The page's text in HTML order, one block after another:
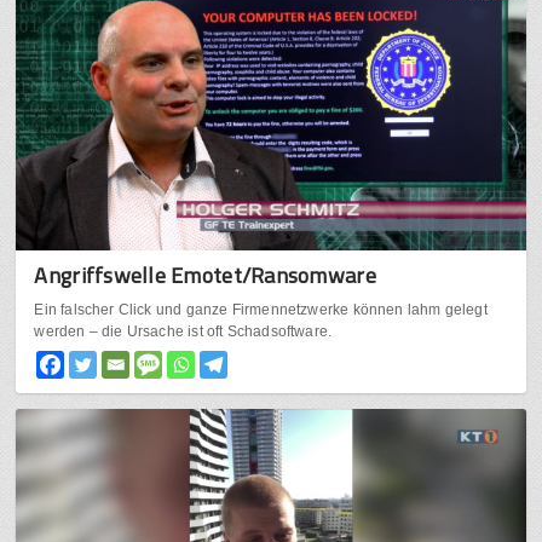
Angriffswelle Emotet/Ransomware
Ein falscher Click und ganze Firmennetzwerke können lahm gelegt
werden – die Ursache ist oft Schadsoftware.